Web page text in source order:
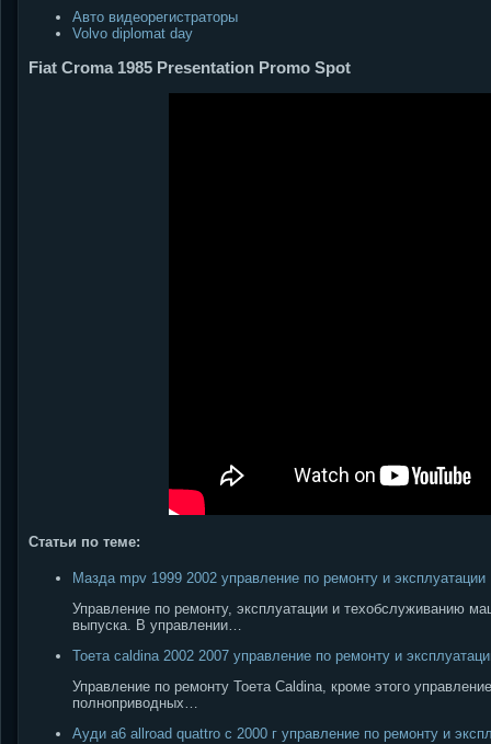
Авто видеорегистраторы
Volvo diplomat day
Fiat Croma 1985 Presentation Promo Spot
Статьи по теме:
Мазда mpv 1999 2002 управление по ремонту и эксплуатации
Управление по ремонту, эксплуатации и техобслуживанию
выпуска. В управлении…
Тоета caldina 2002 2007 управление по ремонту и
Управление по ремонту Тоета Caldina, кроме этого
полноприводных…
Ауди a6 allroad quattro с 2000 г управление по ремонту и